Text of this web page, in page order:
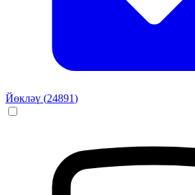
Йөкләү (24891)